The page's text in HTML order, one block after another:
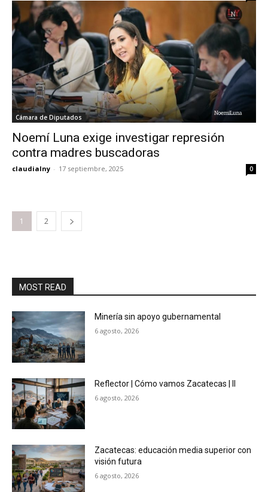
Cámara de Diputados
Noemí Luna exige investigar represión
contra madres buscadoras
claudialny - 17 septiembre, 2025 0
1 2
MOST READ
Minería sin apoyo gubernamental
6 agosto, 2026
Reflector | Cómo vamos Zacatecas | II
6 agosto, 2026
Zacatecas: educación media superior con
visión futura
6 agosto, 2026